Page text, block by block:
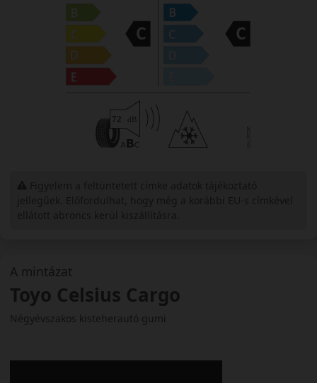
A mintázat
Toyo Celsius Cargo
Négyévszakos kisteherautó gumi